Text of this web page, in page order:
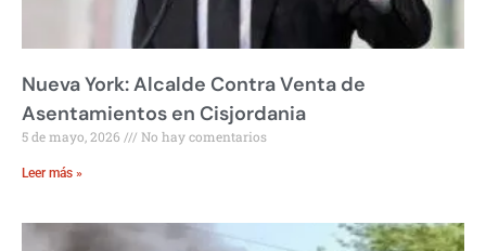
Nueva York: Alcalde Contra Venta de
Asentamientos en Cisjordania
5 de mayo, 2026 No hay comentarios
Leer más »